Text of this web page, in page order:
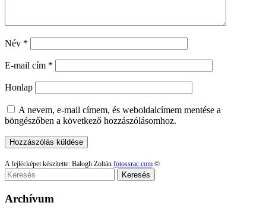
Név *
E-mail cím *
Honlap
A nevem, e-mail címem, és weboldalcímem mentése a
böngészőben a következő hozzászólásomhoz.
A fejlécképet készítette: Balogh Zoltán fotossrac.com ©
Keresés
Archívum